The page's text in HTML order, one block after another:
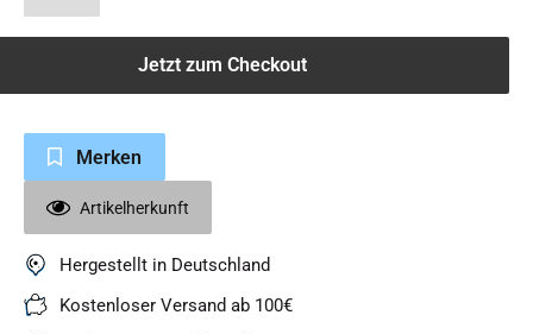
Jetzt zum Checkout
Merken
Artikelherkunft
Hergestellt in Deutschland
Kostenloser Versand ab 100€